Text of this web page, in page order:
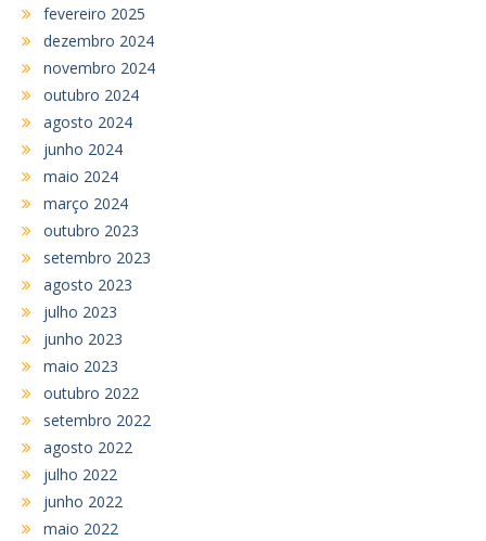
fevereiro 2025
dezembro 2024
novembro 2024
outubro 2024
agosto 2024
junho 2024
maio 2024
março 2024
outubro 2023
setembro 2023
agosto 2023
julho 2023
junho 2023
maio 2023
outubro 2022
setembro 2022
agosto 2022
julho 2022
junho 2022
maio 2022